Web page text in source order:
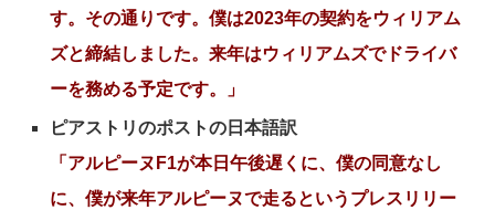
す。その通りです。僕は2023年の契約をウィリアム
ズと締結しました。来年はウィリアムズでドライバ
ーを務める予定です。」
ピアストリのポストの日本語訳
「アルピーヌF1が本日午後遅くに、僕の同意なし
に、僕が来年アルピーヌで走るというプレスリリー